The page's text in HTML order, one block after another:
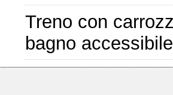
Treno con
bagno